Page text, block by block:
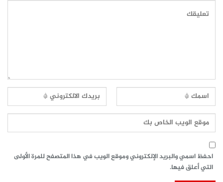
احفظ اسمي والبريد الإلكتروني وموقع الويب في هذا المتصفح للمرة الأولى
التي أعلق فيها.